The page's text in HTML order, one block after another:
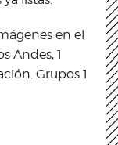
en el
Andes, 1
Grupos 1